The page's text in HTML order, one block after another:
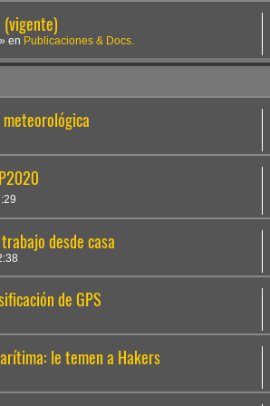
(vigente)
en Publicaciones & Docs.
desde casa
de GPS
le temen a Hakers